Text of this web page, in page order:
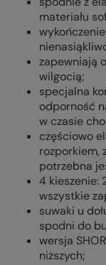
materiału
zapewniają
wilgocią;
specjalna
odporność
w czasie
częściowo
rozporkiem,
potrzebna
4 kieszenie:
wszystkie
suwaki u
spodni do
wersja
niższych;